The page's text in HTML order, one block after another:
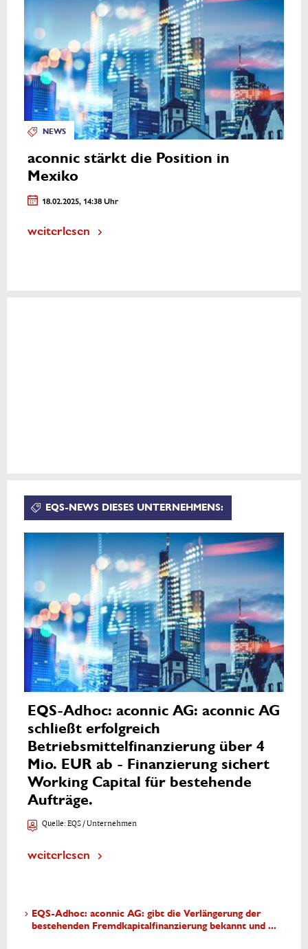
NEWS
aconnic stärkt die Position in
Mexiko
18.02.2025, 14:38 Uhr
weiterlesen
EQS-NEWS DIESES UNTERNEHMENS:
EQS-Adhoc: aconnic AG: aconnic AG
schließt erfolgreich
Betriebsmittelfinanzierung über 4
Mio. EUR ab - Finanzierung sichert
Working Capital für bestehende
Aufträge.
Quelle:EQS / Unternehmen
weiterlesen
EQS-Adhoc: aconnic AG: gibt die Verlängerung der
bestehenden Fremdkapitalfinanzierung bekannt und ...